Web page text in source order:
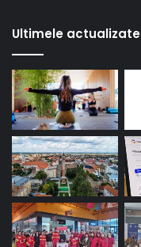
Ultimele actualizate